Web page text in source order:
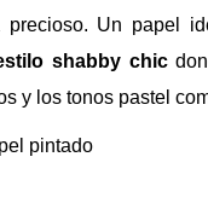
precioso. Un papel
shabby chic
y los tonos pastel